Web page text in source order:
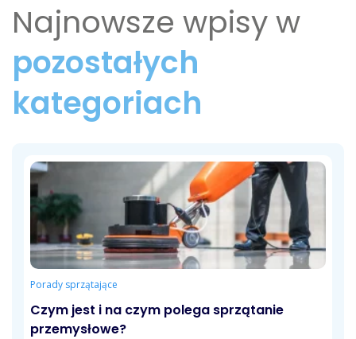
Najnowsze wpisy w
pozostałych
kategoriach
Porady sprzątające
Czym jest i na czym polega sprzątanie
przemysłowe?